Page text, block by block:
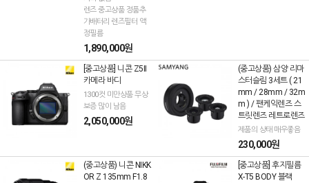
렌즈 중고상품 정품추
가배터리 렌즈필터 액
정필름
1,890,000원
[중고상품] 니콘 Z5II
카메라 바디
1300컷 미만상품 무상
보증 많이 남음
2,050,000원
(중고상품) 삼양 리마
스터슬림 3세트 ( 21
mm / 28mm / 32m
m ) / 팬케익렌즈 스
트릿렌즈 레트로렌즈
제품의 상태 매우좋음
230,000원
(중고상품) 니콘 NIKK
OR Z 135mm F1.8
[중고상품] 후지필름
X-T5 BODY 블랙